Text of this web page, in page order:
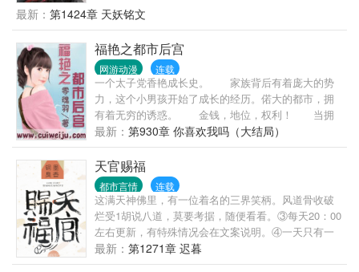
最新： 第1424章 天妖铭文
福艳之都市后宫
网游动漫 连载
一个太子党香艳成长史。 家族背后有着庞大的势
力，这个小男孩开始了成长的经历。偌大的都市，拥
有着无穷的诱惑。 金钱，地位，权利！ 当拥
有着这三种所有人都渴望的优势之后，他的生活会是
怎么样的呢？在美女如云的都市之中，恣意风流，嬉
游花丛！
最新： 第930章 你喜欢我吗（大结局）
天官赐福
都市言情 连载
这满天神佛里，有一位着名的三界笑柄。风道骨收破
烂受1胡说八道，莫要考据，随便看看。③每天20：00
左右更新，有特殊情况会在文案说明。④一天只有一
更，别的时间显示更新都是在捉虫或小修。感谢帘子
大大美丽的封面 ●ｖ● ~
最新： 第1271章 迟暮